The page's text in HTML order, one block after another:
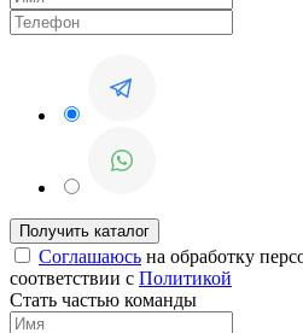
Соглашаюсь на обработку
соответствии с Политикой
Стать частью команды